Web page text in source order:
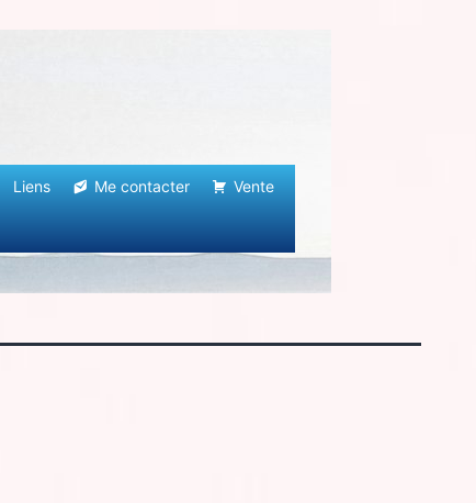
Liens Me contacter Vente